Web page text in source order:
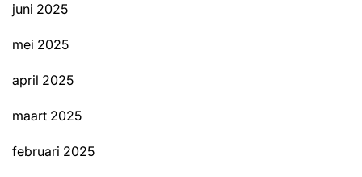
juni 2025
mei 2025
april 2025
maart 2025
februari 2025